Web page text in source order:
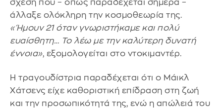
σχέση που – όπως παραδέχεται σήμερα –
άλλαξε ολόκληρη την κοσμοθεωρία της.
«Ήμουν 21 όταν γνωριστήκαμε και πολύ
ευαίσθητη… Το λέω με την καλύτερη δυνατή
έννοια», εξομολογείται στο ντοκιμαντέρ.
Η τραγουδίστρια παραδέχεται ότι ο Μάικλ
Χάτσενς είχε καθοριστική επίδραση στη ζωή
και την προσωπικότητά της, ενώ η απώλειά του